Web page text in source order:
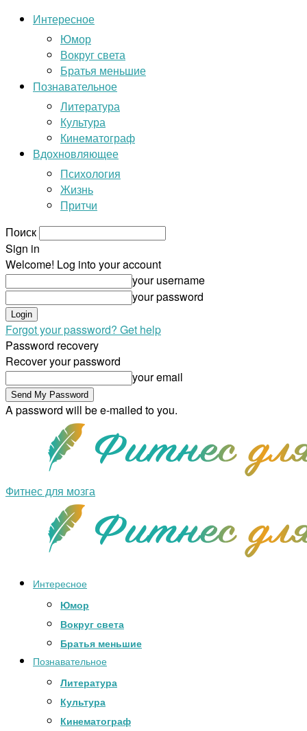
Интересное
Юмор
Вокруг света
Братья меньшие
Познавательное
Литература
Культура
Кинематограф
Вдохновляющее
Психология
Жизнь
Притчи
Поиск
Sign in
Welcome! Log into your account
your username
your password
Forgot your password? Get help
Password recovery
Recover your password
your email
A password will be e-mailed to you.
Фитнес для мозга
Интересное
Юмор
Вокруг света
Братья меньшие
Познавательное
Литература
Культура
Кинематограф